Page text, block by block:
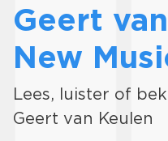
Geert
New
Lees, luister of
Geert van Keulen